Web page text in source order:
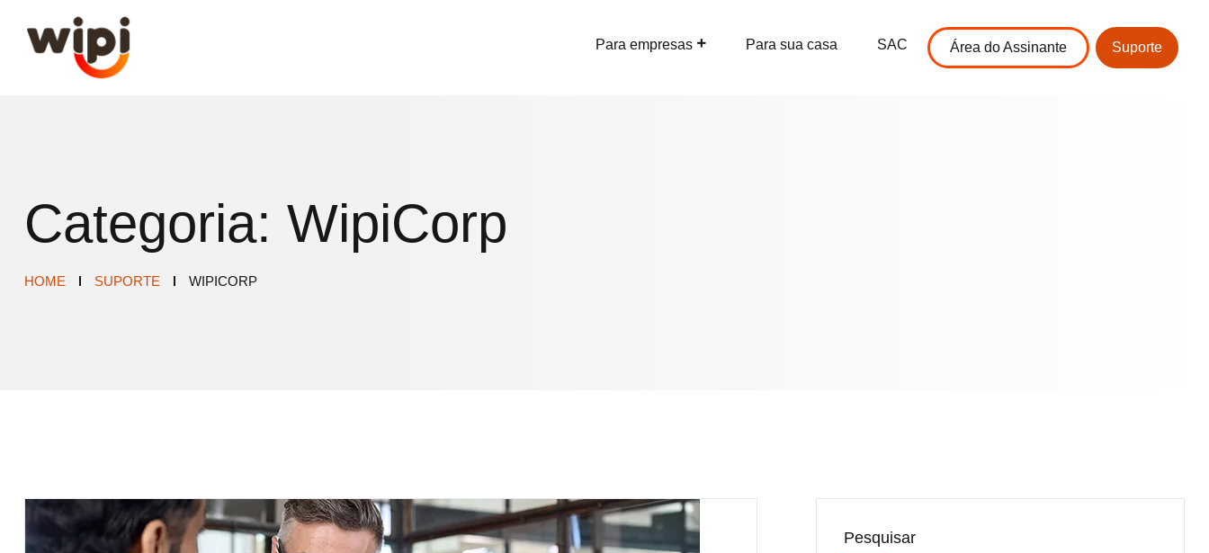
Para empresas Para sua casa SAC Área do Assinante Suporte
Categoria: WipiCorp
HOME SUPORTE WIPICORP
Pesquisar